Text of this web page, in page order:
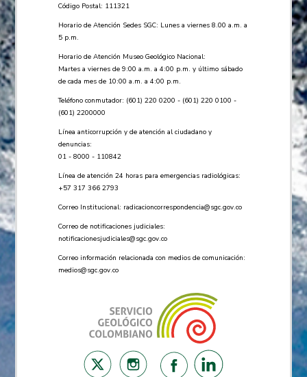
Código Postal: 111321
Horario de Atención Sedes SGC: Lunes a viernes 8.00 a.m. a
5 p.m.
Horario de Atención Museo Geológico Nacional:
Martes a viernes de 9:00 a.m. a 4:00 p.m. y último sábado
de cada mes de 10:00 a.m. a 4:00 p.m.
Teléfono conmutador: (601) 220 0200 - (601) 220 0100 -
(601) 2200000
Línea anticorrupción y de atención al ciudadano y
denuncias:
01 - 8000 - 110842
Línea de atención 24 horas para emergencias radiológicas:
+57 ​317 366 2793
Correo Institucional: radicacioncorrespondencia@sgc.gov.co
Correo de notificaciones judiciales:
notificacionesjudiciales@sgc.gov.co
Correo información relacionada con medios de comunicación:
medios@sgc.gov.co